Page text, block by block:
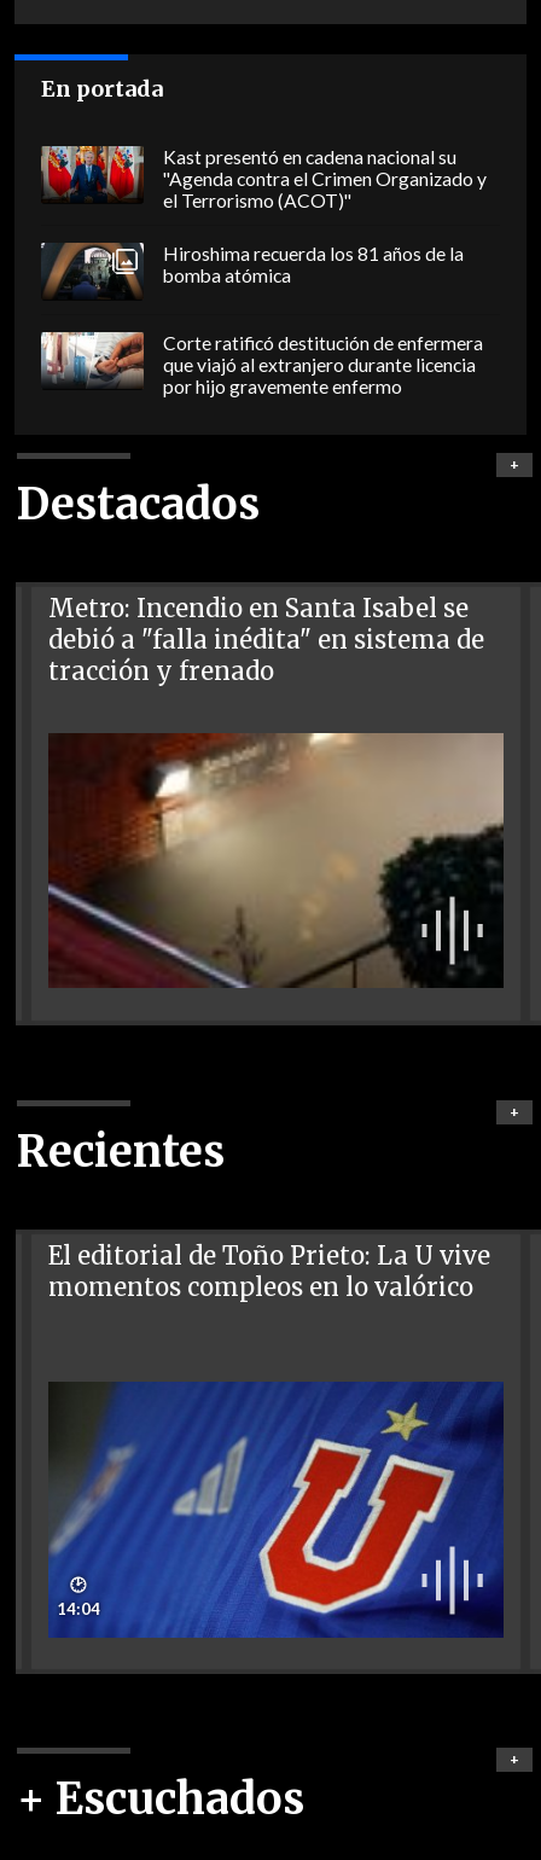
En portada
Kast presentó en cadena nacional su
"Agenda contra el Crimen Organizado y
el Terrorismo (ACOT)"
Hiroshima recuerda los 81 años de la
bomba atómica
Corte ratificó destitución de enfermera
que viajó al extranjero durante licencia
por hijo gravemente enfermo
Destacados
+
Metro: Incendio en Santa Isabel se
debió a "falla inédita" en sistema de
tracción y frenado
Recientes
+
El editorial de Toño Prieto: La U vive
momentos compleos en lo valórico
🕑
14:04
+ Escuchados
+